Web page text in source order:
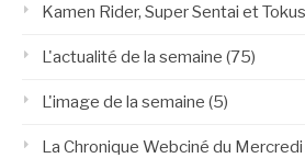
Kamen Rider, Super Sentai et
L'actualité de la semaine (75)
L'image de la semaine (5)
La Chronique Webciné du Mercredi